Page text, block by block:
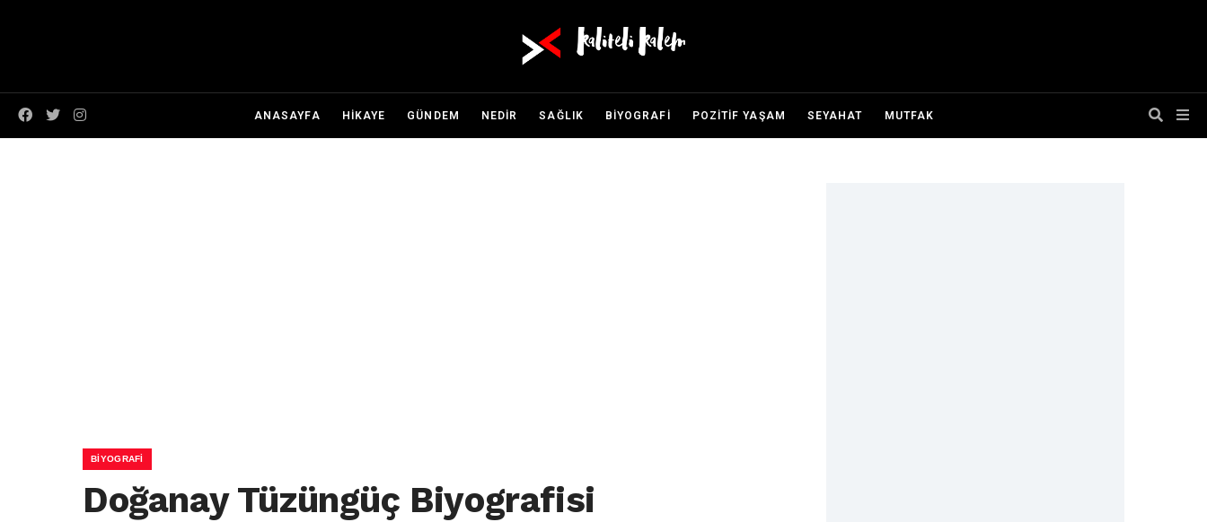
ANASAYFA HİKAYE GÜNDEM NEDİR SAĞLIK BİYOGRAFİ POZİTİF YAŞAM SEYAHAT MUTFAK
BİYOGRAFİ
Doğanay Tüzüngüç Biyografisi